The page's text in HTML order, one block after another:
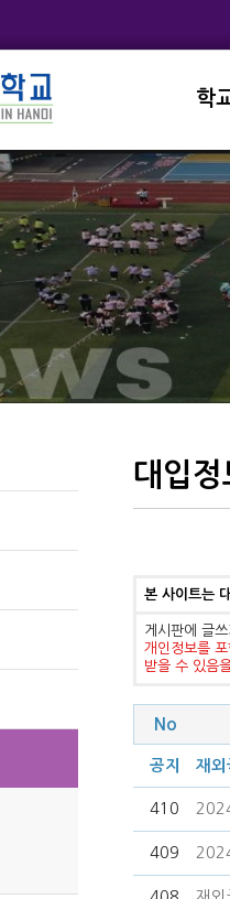
학
학
학
학
대입정
본 사이트는
게시판에 글
개인정보를
받을 수 있음
No
공지 재외
410
409